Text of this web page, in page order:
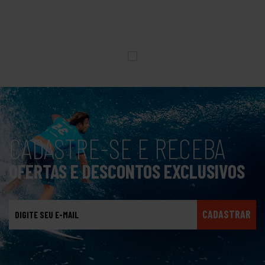
CADASTRE-SE E RECEBA
OFERTAS E DESCONTOS EXCLUSIVOS
CADASTRAR